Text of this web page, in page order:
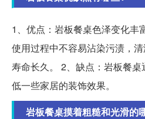
1、优点：岩板餐桌色泽变化丰
使用过程中不容易沾染污渍，
寿命长久。 2、缺点：岩板餐
低一些家居的装饰效果。
岩板餐桌摸着粗糙和光滑的